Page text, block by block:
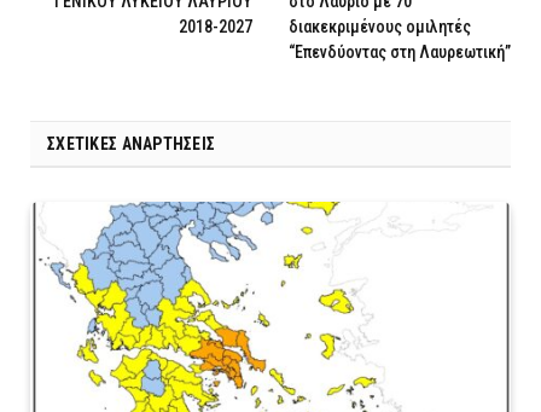
2018-2027
διακεκριμένους ομιλητές
“Επενδύοντας στη Λαυρεωτική”
ΣΧΕΤΙΚΈΣ ΑΝΑΡΤΉΣΕΙΣ